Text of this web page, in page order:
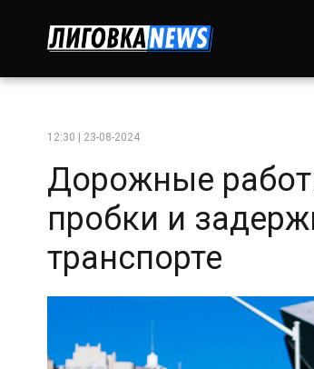
12:30 | 23-08-2024
Дорожные
пробки и
транспорте